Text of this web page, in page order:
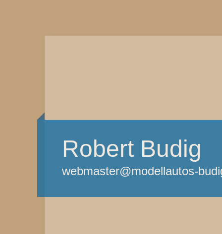
Robert Budig
webmaster@modellautos-